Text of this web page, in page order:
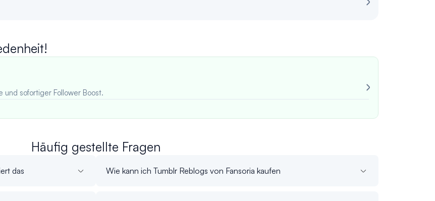
und sofortiger Follower Boost.
Häufig gestellte Fragen
das Wie kann ich Tumblr Reblogs von Fansoria kaufen